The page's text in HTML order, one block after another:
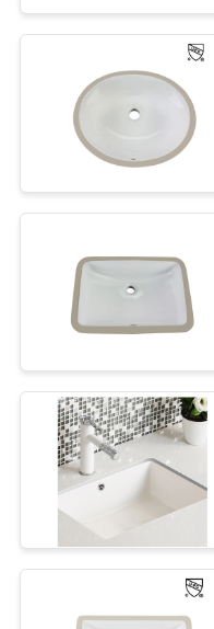
کارخانه
کیفیت
بگیرید
اخبار
تک
تکه
دار
فلاش یک
تکه